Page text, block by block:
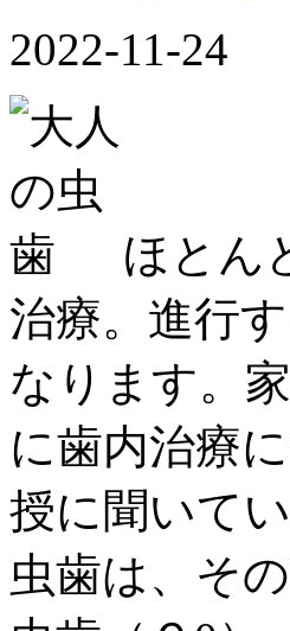
2022-11-24
ほとん
治療。進行
なります。
に歯内治療
授に聞いてい
虫歯は、そ